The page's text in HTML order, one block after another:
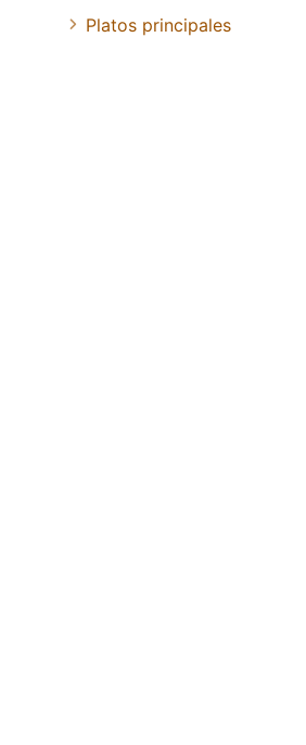
Platos principales